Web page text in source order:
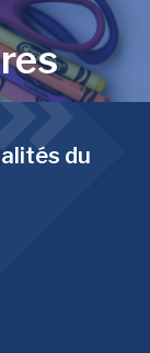
du